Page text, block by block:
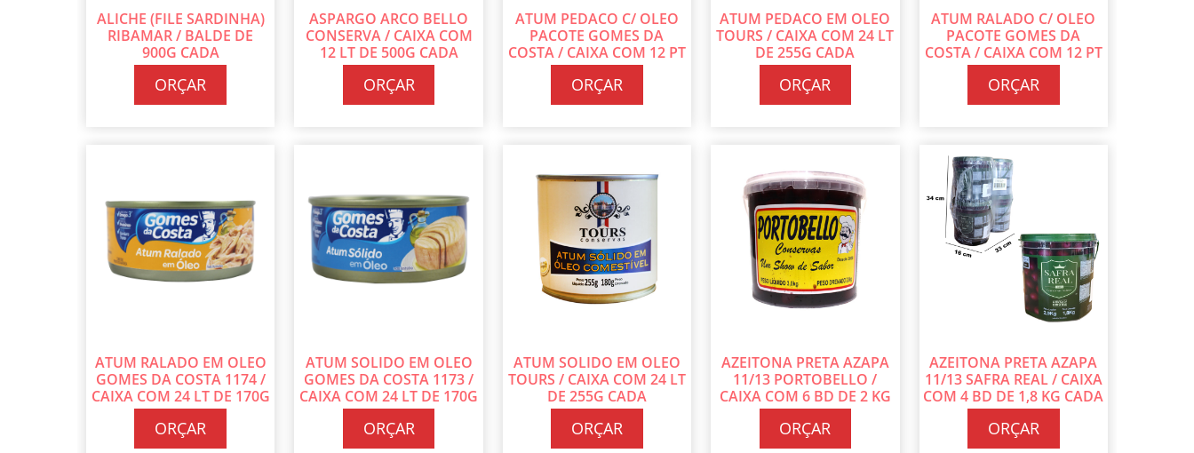
ALICHE (FILE SARDINHA)
RIBAMAR / BALDE DE
900G CADA
ORÇAR
ASPARGO ARCO BELLO
CONSERVA / CAIXA COM
12 LT DE 500G CADA
ORÇAR
ATUM PEDACO C/ OLEO
PACOTE GOMES DA
COSTA / CAIXA COM 12 PT
DE 500G CADA
ORÇAR
ATUM PEDACO EM OLEO
TOURS / CAIXA COM 24 LT
DE 255G CADA
ORÇAR
ATUM RALADO C/ OLEO
PACOTE GOMES DA
COSTA / CAIXA COM 12 PT
DE 500G CADA
ORÇAR
ATUM RALADO EM OLEO
GOMES DA COSTA 1174 /
CAIXA COM 24 LT DE 170G
CADA
ORÇAR
ATUM SOLIDO EM OLEO
GOMES DA COSTA 1173 /
CAIXA COM 24 LT DE 170G
CADA
ORÇAR
ATUM SOLIDO EM OLEO
TOURS / CAIXA COM 24 LT
DE 255G CADA
ORÇAR
AZEITONA PRETA AZAPA
11/13 PORTOBELLO /
CAIXA COM 6 BD DE 2 KG
CADA
ORÇAR
AZEITONA PRETA AZAPA
11/13 SAFRA REAL / CAIXA
COM 4 BD DE 1,8 KG CADA
ORÇAR